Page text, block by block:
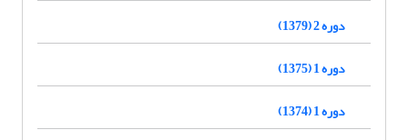
دوره 2 (1379)
دوره 1 (1375)
دوره 1 (1374)